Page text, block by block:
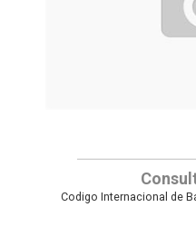
Codigo Internacional de